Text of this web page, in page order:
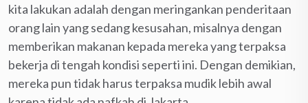
kita lakukan adalah dengan meringankan penderitaan
orang lain yang sedang kesusahan, misalnya dengan
memberikan makanan kepada mereka yang terpaksa
bekerja di tengah kondisi seperti ini. Dengan demikian,
mereka pun tidak harus terpaksa mudik lebih awal